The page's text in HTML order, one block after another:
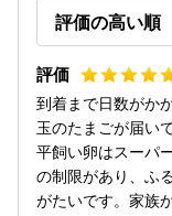
評価の高い順
到着まで日数がか
玉のたまごが届い
平飼い卵はスーパ
の制限があり、ふ
がたいです。家族